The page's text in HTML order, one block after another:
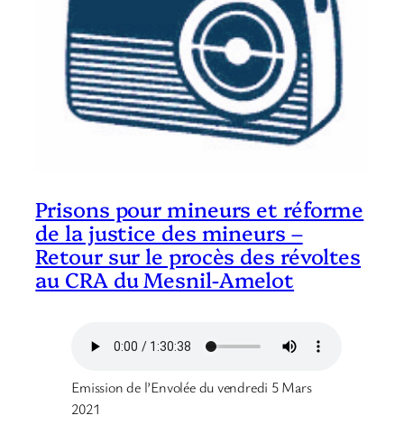
Prisons pour mineurs et réforme
de la justice des mineurs –
Retour sur le procès des révoltes
au CRA du Mesnil-Amelot
Emission de l’Envolée du vendredi 5 Mars
2021